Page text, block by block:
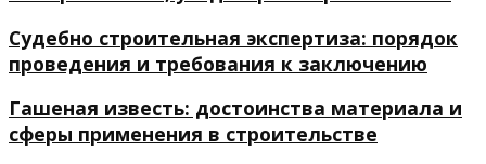
Судебно строительная экспертиза: порядок
проведения и требования к заключению
Гашеная известь: достоинства материала и
сферы применения в строительстве